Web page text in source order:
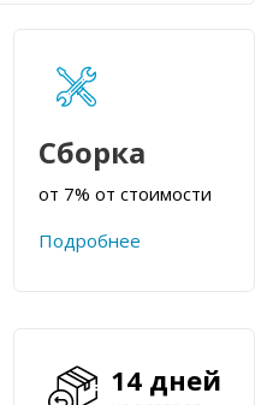
Сборка
от 7% от стоимости
Подробнее
14 дней